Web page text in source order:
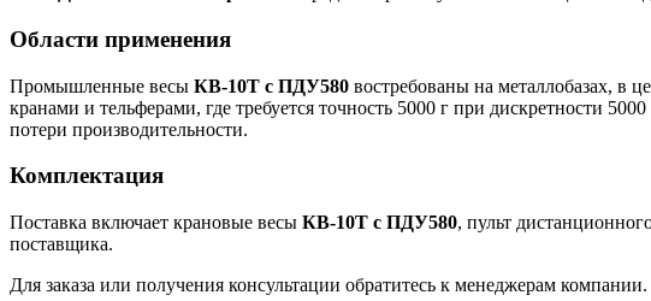
Области применения
Промышленные весы КВ-10Т с ПДУ580 востребованы на металлобазах, в
кранами и тельферами, где требуется точность 5000 г при дискретности
потери производительности.
Комплектация
Поставка включает крановые весы КВ-10Т с ПДУ580, пульт
поставщика.
Для заказа или получения консультации обратитесь к менеджерам компании.